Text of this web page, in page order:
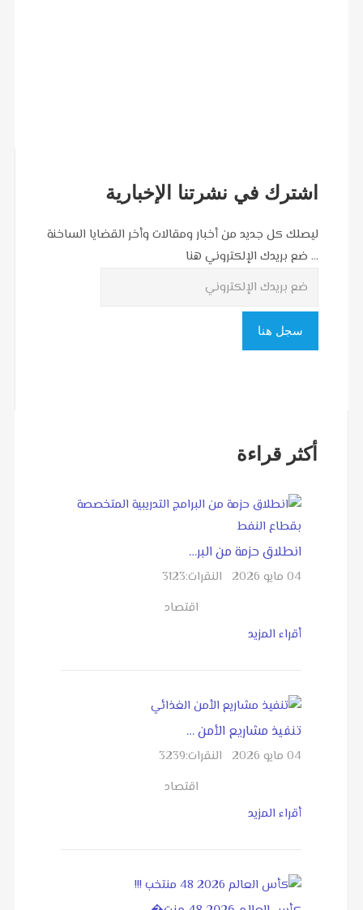
اشترك في نشرتنا الإخبارية
ليصلك كل جديد من أخبار ومقالات وأخر القضايا الساخنة
... ضع بريدك الإلكتروني هنا
أكثر قراءة
انطلاق حزمة من البر…
04 مايو 2026 النقرات:3123
اقتصاد
أقراء المزيد
تنفيذ مشاريع الأمن …
04 مايو 2026 النقرات:3239
اقتصاد
أقراء المزيد